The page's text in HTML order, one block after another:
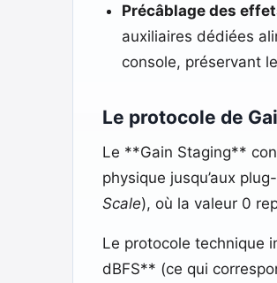
Précâblage des
auxiliaires dédiées
console, préservant
Le protocole de
Le **Gain Staging**
physique jusqu’aux
Scale), où la valeur 0
Le protocole technique
dBFS** (ce qui